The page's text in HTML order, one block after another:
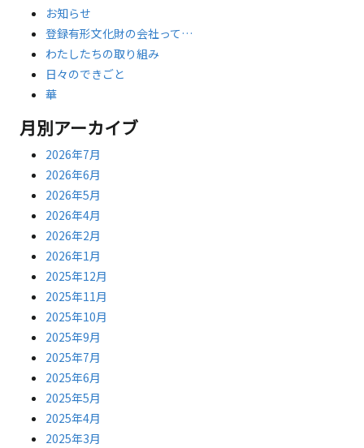
お知らせ
登録有形文化財の会社って…
わたしたちの取り組み
日々のできごと
華
月別アーカイブ
2026年7月
2026年6月
2026年5月
2026年4月
2026年2月
2026年1月
2025年12月
2025年11月
2025年10月
2025年9月
2025年7月
2025年6月
2025年5月
2025年4月
2025年3月